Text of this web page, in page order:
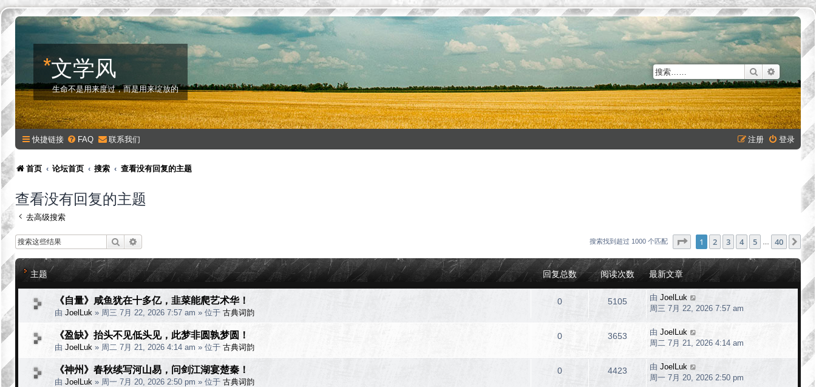
*文学风
生命不是用来度过，而是用来绽放的
搜索
快捷链接 FAQ 联系我们 登录
注册
首页 论坛首页 搜索 查看没有回复的主题
查看没有回复的主题
去高级搜索
搜索 搜索找到超过 1000 个匹配 分页： 1 40
1 2 3 4 5 40 下
主题 回复总数 阅读次数 最新文章
《自量》咸鱼犹在十多亿，韭菜能爬艺术华！
由 JoelLuk » 周三 7月 22, 2026 7:57 am » 位于 古典词韵
0 5105 由 JoelLuk
周三 7月 22, 2026 7:57 am
《盈缺》抬头不见低头见，此梦非圆孰梦圆！
由 JoelLuk » 周二 7月 21, 2026 4:14 am » 位于 古典词韵
0 3653 由 JoelLuk
周二 7月 21, 2026 4:14 am
《神州》春秋续写河山易，问剑江湖宴楚秦！
由 JoelLuk » 周一 7月 20, 2026 2:50 pm » 位于 古典词韵
0 4423 由 JoelLuk
周一 7月 20, 2026 2:50 pm